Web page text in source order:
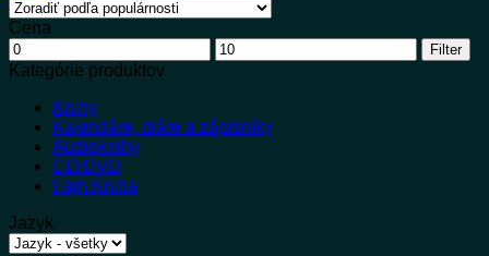
Cena
Minimálna
cena
Maximálna
cena
Filter
Kategórie produktov
Knihy
Kalendáre, diáre a zápisníky
Audioknihy
CD/DVD
Fajn Kniha
Jazyk